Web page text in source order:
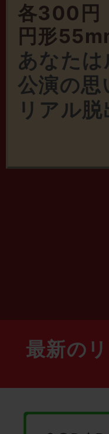
各300円
円形
あなたは
公演の
リアル
最新の